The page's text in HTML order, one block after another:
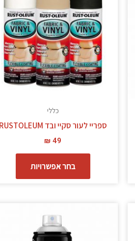
כללי
ספריי לעור סקיי ובד RUSTOLEUM
₪ 49
בחר אפשרויות
מספר
סוגים.
ניתן
לבחור
את